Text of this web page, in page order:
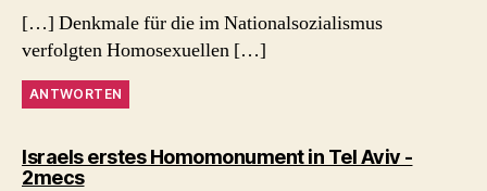
[…] Denkmale für die im Nationalsozialismus
verfolgten Homosexuellen […]
ANTWORTEN
Israels erstes Homomonument in Tel Aviv -
2mecssagt: